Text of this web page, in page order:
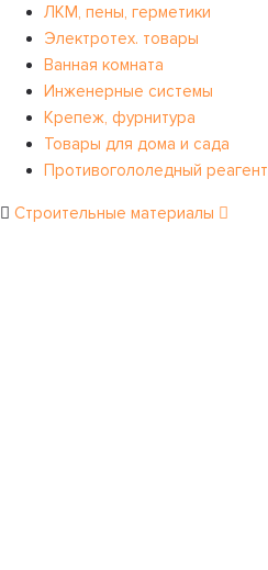
ЛКМ, пены, герметики
Электротех. товары
Ванная комната
Инженерные системы
Крепеж, фурнитура
Товары для дома и сада
Противогололедный реагент
Строительные материалы